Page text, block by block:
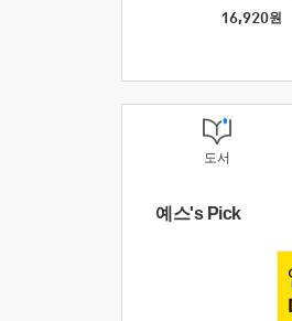
16,920원
도서
예스's Pick